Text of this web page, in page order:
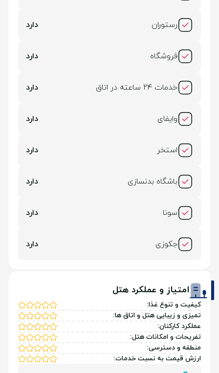
رستوران دارد
فروشگاه دارد
خدمات 24 ساعته در اتاق دارد
وایفای دارد
استخر دارد
باشگاه بدنسازی دارد
سونا دارد
جکوزی دارد
امتیاز و عملکرد هتل
کیفیت و تنوع غذا:
تمیزی و زیبایی هتل و اتاق ها:
عملکرد کارکنان:
تفریحات و امکانات هتل:
منطقه و دسترسی:
ارزش قیمت به نسبت خدمات: